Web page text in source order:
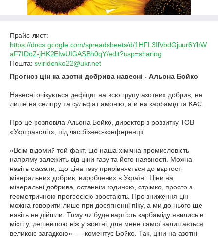
Прайс-лист:
https://docs.google.com/spreadsheets/d/1HFL3IlVbdGjuur6YhW
aF7IDoZ-jHK2EIwUIGASBh0qY/edit?usp=sharing
Пошта: sviridenko22@ukr.net
Прогноз цін на азотні добрива навесні - Альона Бойко
Навесні очікується дефіцит на всю групу азотних добрив, не
лише на селітру та сульфат амонію, а й на карбамід та КАС.
Про це розповіла Альона Бойко, директор з розвитку ТОВ
«Укртрансліт», під час бізнес-конференції
«Всім відомий той факт, що наша хімічна промисловість
напряму залежить від ціни газу та його наявності. Можна
навіть сказати, що ціна газу прирівняється до вартості
мінеральних добрив, вироблених в Україні. Ціни на
мінеральні добрива, останнім годиною, стрімко, просто з
геометричною прогресією зростають. Про зниження цін
можна говорити лише при досягненні піку, а ми до нього ще
навіть не дійшли. Тому чи буде вартість карбаміду явились в
місті у, дешевшою ніж у жовтні, для мене самої залишається
великою загадкою», — коментує Бойко. Так, ціни на азотні